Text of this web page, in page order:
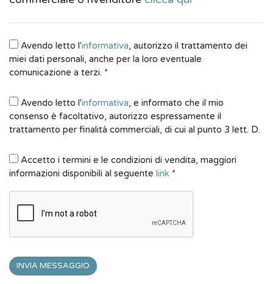
Avendo letto l'informativa, autorizzo il trattamento dei
miei dati personali, anche per la loro eventuale
comunicazione a terzi. *
Avendo letto l'informativa, e informato che il mio
consenso è facoltativo, autorizzo espressamente il
trattamento per finalità commerciali, di cui al punto 3 lett. D.
Accetto i termini e le condizioni di vendita, maggiori
informazioni disponibili al seguente link *
INVIA MESSAGGIO